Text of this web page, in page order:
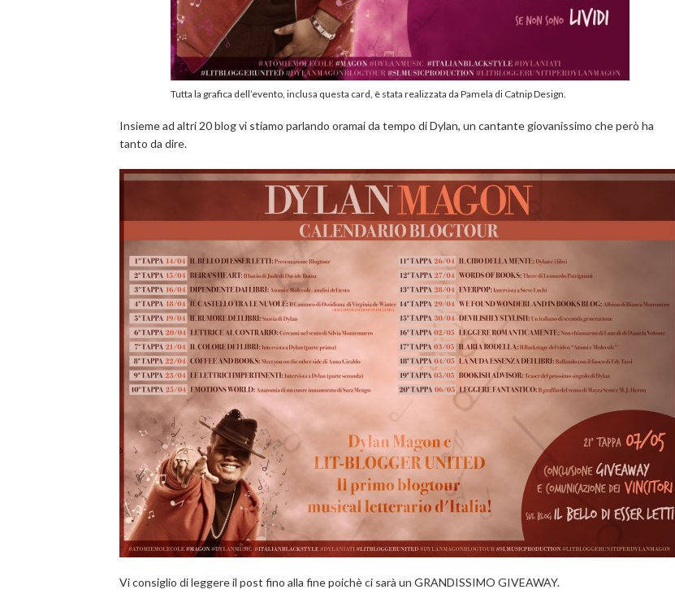
Tutta la grafica dell’evento, inclusa questa card, è stata realizzata da Pamela di Catnip Design.
Insieme ad altri 20 blog vi stiamo parlando oramai da tempo di Dylan, un cantante giovanissimo che però ha
tanto da dire.
Vi consiglio di leggere il post fino alla fine poichè ci sarà un GRANDISSIMO GIVEAWAY.